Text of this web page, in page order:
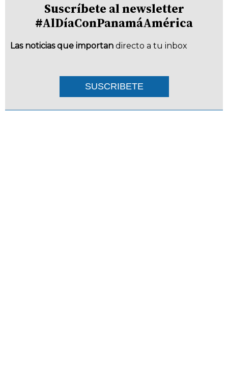
Suscríbete al newsletter
#AlDíaConPanamáAmérica
Las noticias que importan directo a tu inbox
SUSCRIBETE